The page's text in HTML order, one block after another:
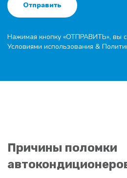
Отправить
Нажимая кнопку «ОТПРАВИТЬ», вы
Условиями использования &
Причины поломки